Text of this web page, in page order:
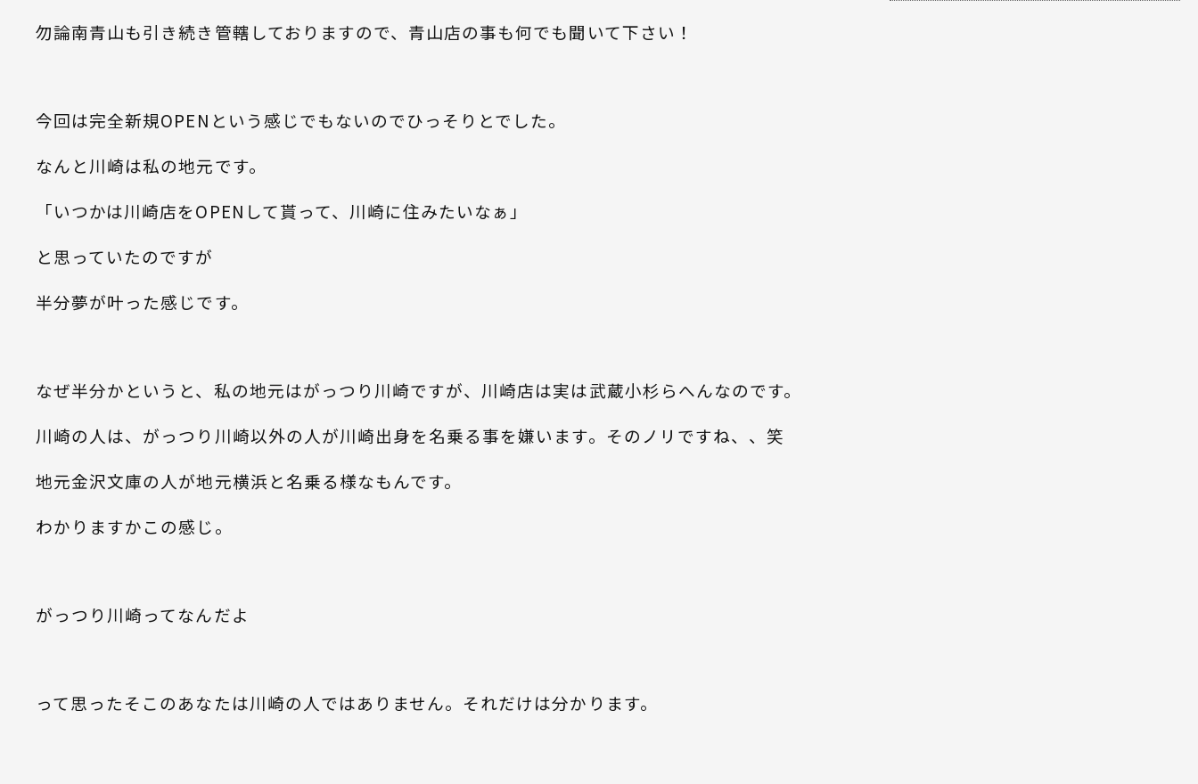
勿論南青山も引き続き管轄しておりますので、青山店の事も何でも聞いて下さい！
今回は完全新規OPENという感じでもないのでひっそりとでした。
なんと川崎は私の地元です。
「いつかは川崎店をOPENして貰って、川崎に住みたいなぁ」
と思っていたのですが
半分夢が叶った感じです。
なぜ半分かというと、私の地元はがっつり川崎ですが、川崎店は実は武蔵小杉らへんなのです。
川崎の人は、がっつり川崎以外の人が川崎出身を名乗る事を嫌います。そのノリですね、、笑
地元金沢文庫の人が地元横浜と名乗る様なもんです。
わかりますかこの感じ。
がっつり川崎ってなんだよ
って思ったそこのあなたは川崎の人ではありません。それだけは分かります。